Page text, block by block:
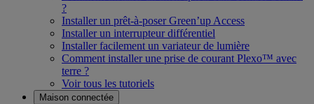
?
Installer un prêt-à-poser Green’up Access
Installer un interrupteur différentiel
Installer facilement un variateur de lumière
Comment installer une prise de courant Plexo™ avec
terre ?
Voir tous les tutoriels
Maison connectée